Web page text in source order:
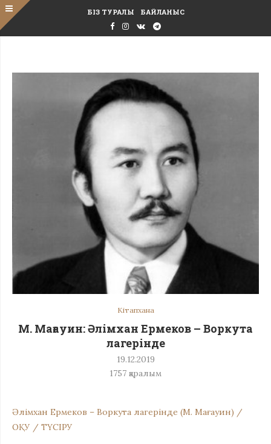
БІЗ ТУРАЛЫ БАЙЛАНЫС
Кітапхана
М. Мағауин: Әлімхан Ермеков – Воркута
лагерiнде
19.12.2019
1757 қаралым
Әлімхан Ермеков – Воркута лагерiнде (М. Мағауин) /
ОҚУ / ТҮСІРУ